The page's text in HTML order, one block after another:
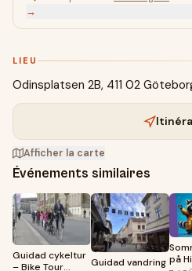
→
LIEU
Odinsplatsen 2B, 411 02
Afficher la carte
Événements similaires
Guidad cykeltur
– Bike Tour
Guidad vandring på